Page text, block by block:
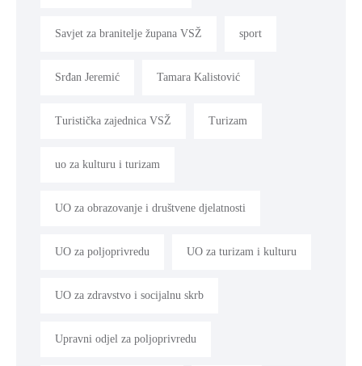
Savjet za branitelje župana VSŽ sport
Srđan Jeremić Tamara Kalistović
Turistička zajednica VSŽ Turizam
uo za kulturu i turizam
UO za obrazovanje i društvene djelatnosti
UO za poljoprivredu UO za turizam i kulturu
UO za zdravstvo i socijalnu skrb
Upravni odjel za poljoprivredu